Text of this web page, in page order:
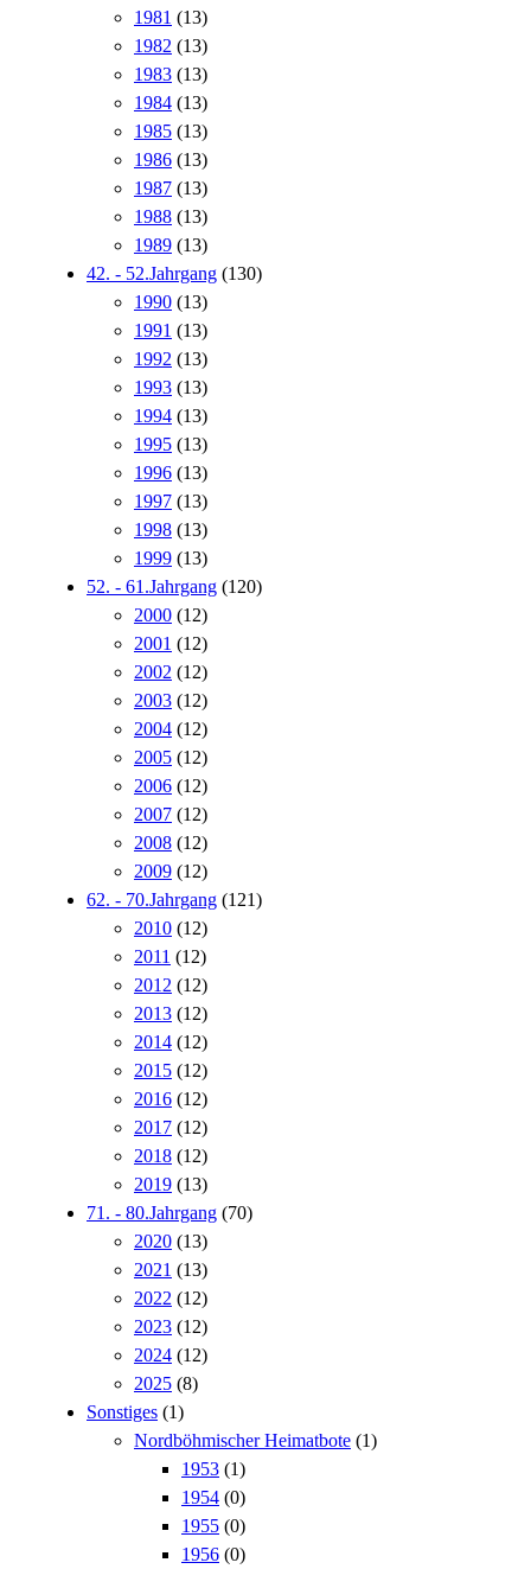
1981 (13)
1982 (13)
1983 (13)
1984 (13)
1985 (13)
1986 (13)
1987 (13)
1988 (13)
1989 (13)
42. - 52.Jahrgang (130)
1990 (13)
1991 (13)
1992 (13)
1993 (13)
1994 (13)
1995 (13)
1996 (13)
1997 (13)
1998 (13)
1999 (13)
52. - 61.Jahrgang (120)
2000 (12)
2001 (12)
2002 (12)
2003 (12)
2004 (12)
2005 (12)
2006 (12)
2007 (12)
2008 (12)
2009 (12)
62. - 70.Jahrgang (121)
2010 (12)
2011 (12)
2012 (12)
2013 (12)
2014 (12)
2015 (12)
2016 (12)
2017 (12)
2018 (12)
2019 (13)
71. - 80.Jahrgang (70)
2020 (13)
2021 (13)
2022 (12)
2023 (12)
2024 (12)
2025 (8)
Sonstiges (1)
Nordböhmischer Heimatbote (1)
1953 (1)
1954 (0)
1955 (0)
1956 (0)